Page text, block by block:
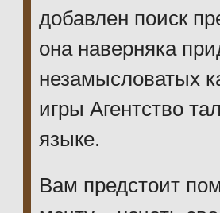
добавлен поиск
она наверняка
незамысловатых
игры Агентство
языке.
Вам предстоит